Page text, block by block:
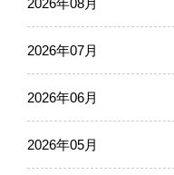
2026年08月
2026年07月
2026年06月
2026年05月